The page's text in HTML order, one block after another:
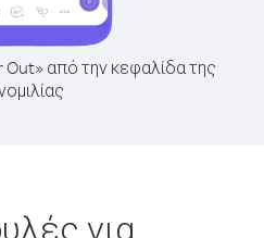
από την κεφαλίδα της
για